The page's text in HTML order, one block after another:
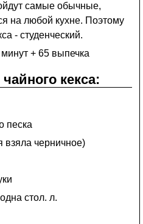
самые обычные,
на любой кухне. Поэтому
- студенческий.
+ 65 выпечка
кекса:
песка
взяла черничное)
стол. л.